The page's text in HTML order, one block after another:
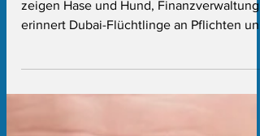
Kleiderständer
zeigen Hase und Hund, Finanzverwaltung
Karneval ein